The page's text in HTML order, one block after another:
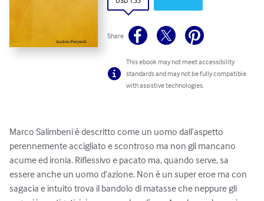
Share
This ebook may not meet accessibility
standards and may not be fully compatible
with assistive technologies.
Marco Salimbeni è descritto come un uomo dall’aspetto
perennemente accigliato e scontroso ma non gli mancano
acume ed ironia. Riflessivo e pacato ma, quando serve, sa
essere anche un uomo d’azione. Non è un super eroe ma con
sagacia e intuito trova il bandolo di matasse che neppure gli